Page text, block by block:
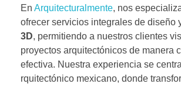
En Arquitecturalmente, nos
ofrecer servicios integrales de diseño
3D, permitiendo a nuestros clientes
proyectos arquitectónicos de manera
efectiva. Nuestra experiencia se
rquitectónico mexicano, donde